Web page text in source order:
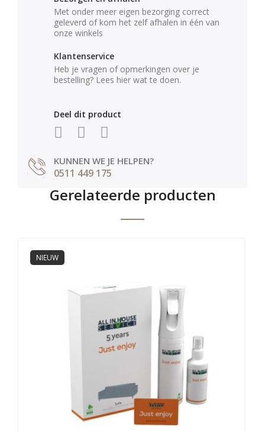
Met onder meer eigen bezorging correct
geleverd of kom het zelf afhalen in één van
onze winkels
Klantenservice
Heb je vragen of opmerkingen over je
bestelling? Lees hier wat te doen.
Deel dit product
KUNNEN WE JE HELPEN?
0511 449 175
Gerelateerde producten
NIEUW